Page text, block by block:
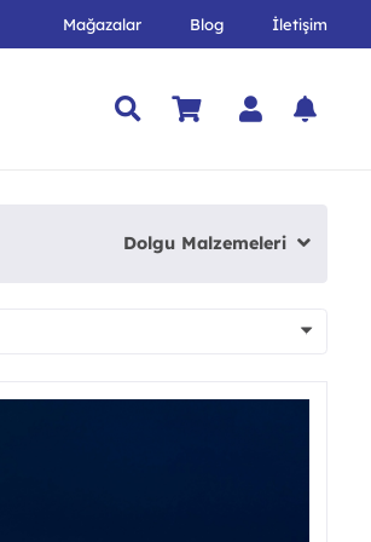
Mağazalar Blog İletişim
Dolgu Malzemeleri